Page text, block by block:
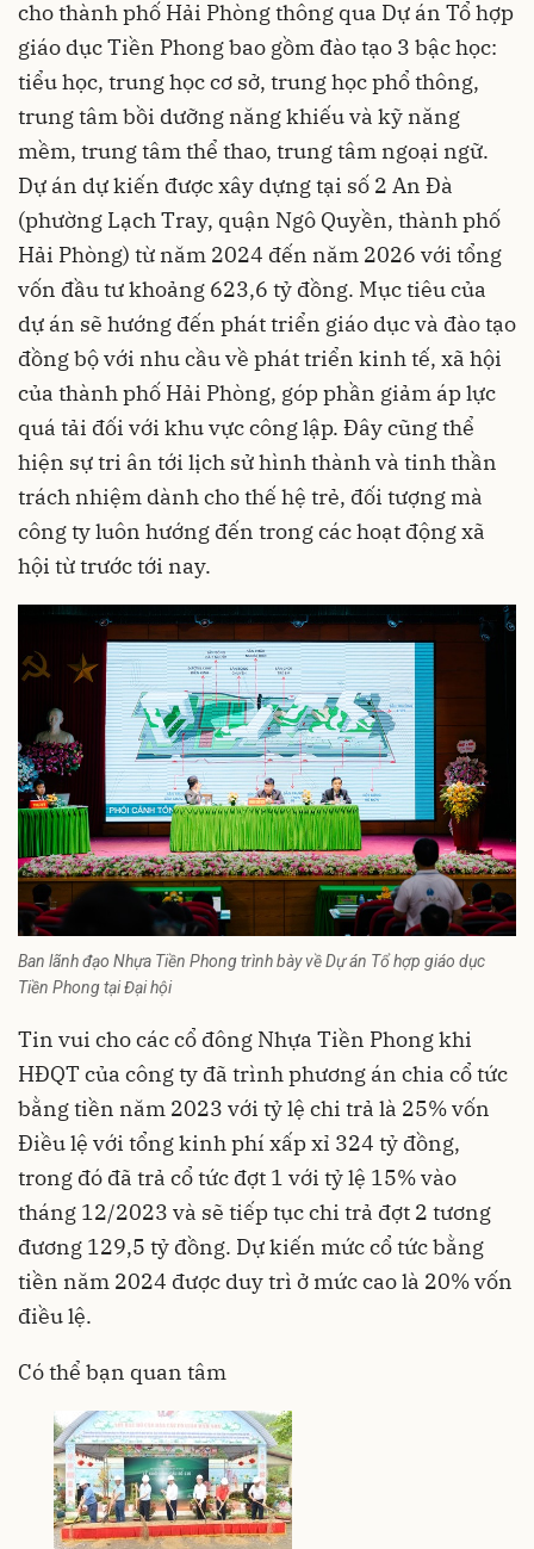
cho thành phố Hải Phòng thông qua Dự án Tổ hợp
giáo dục Tiền Phong bao gồm đào tạo 3 bậc học:
tiểu học, trung học cơ sở, trung học phổ thông,
trung tâm bồi dưỡng năng khiếu và kỹ năng
mềm, trung tâm thể thao, trung tâm ngoại ngữ.
Dự án dự kiến được xây dựng tại số 2 An Đà
(phường Lạch Tray, quận Ngô Quyền, thành phố
Hải Phòng) từ năm 2024 đến năm 2026 với tổng
vốn đầu tư khoảng 623,6 tỷ đồng. Mục tiêu của
dự án sẽ hướng đến phát triển giáo dục và đào tạo
đồng bộ với nhu cầu về phát triển kinh tế, xã hội
của thành phố Hải Phòng, góp phần giảm áp lực
quá tải đối với khu vực công lập. Đây cũng thể
hiện sự tri ân tới lịch sử hình thành và tinh thần
trách nhiệm dành cho thế hệ trẻ, đối tượng mà
công ty luôn hướng đến trong các hoạt động xã
hội từ trước tới nay.
Ban lãnh đạo Nhựa Tiền Phong trình bày về Dự án Tổ hợp giáo dục
Tiền Phong tại Đại hội
Tin vui cho các cổ đông Nhựa Tiền Phong khi
HĐQT của công ty đã trình phương án chia cổ tức
bằng tiền năm 2023 với tỷ lệ chi trả là 25% vốn
Điều lệ với tổng kinh phí xấp xỉ 324 tỷ đồng,
trong đó đã trả cổ tức đợt 1 với tỷ lệ 15% vào
tháng 12/2023 và sẽ tiếp tục chi trả đợt 2 tương
đương 129,5 tỷ đồng. Dự kiến mức cổ tức bằng
tiền năm 2024 được duy trì ở mức cao là 20% vốn
điều lệ.
Có thể bạn quan tâm